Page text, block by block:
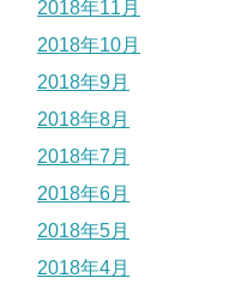
2018年11月
2018年10月
2018年9月
2018年8月
2018年7月
2018年6月
2018年5月
2018年4月